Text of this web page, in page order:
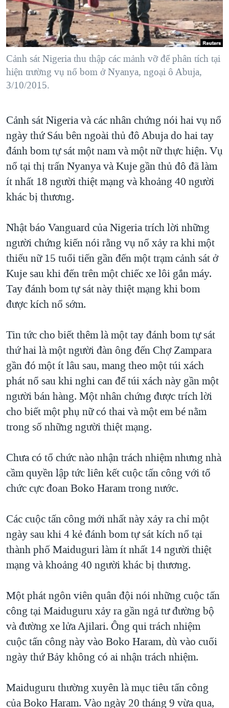
"Tìm"NGƯỜI VIỆT HẢI NGOẠI
ĐỜI SỐNG
KINH TẾ
KHOA HỌC
SỨC KHOẺ
THỂ THAO
GIÁO DỤC
TẠI
HÀNH TRÌNH BẦU CỬ 2024
MỘT NĂM CHIẾN TRANH TẠI DẢI GAZA
GIẢI MÃ VÀNH ĐAI & CON ĐƯỜNG
NGÀY TỊ NẠN THẾ GIỚI
CHI PHÍ CHIẾN TRANH AFGHANISTAN
CÁC GIÁ TRỊ CỘNG HÒA Ở VIỆT NAM
THƯỢNG ĐỈNH TRUMP-KIM TẠI VIỆT NAM
TRỊNH VĨNH BÌNH VS. CHÍNH PHỦ VIỆT NAM
NGƯ DÂN VIỆT VÀ LÀN SÓNG TRỘM HẢI SÂM
BÊN KIA QUỐC LỘ: TIẾNG VỌNG TỪ NÔNG THÔN MỸ
QUAN HỆ VIỆT MỸ
VIDEO
NGHE
MẠNG XÃ HỘI
Cảnh sát Nigeria thu thập các mảnh vỡ để phân tích tại
hiện trường vụ nổ bom ở Nyanya, ngoại ô Abuja,
3/10/2015.
Cảnh sát Nigeria và các nhân chứng nói hai vụ nổ
ngày thứ Sáu bên ngoài thủ đô Abuja do hai tay
đánh bom tự sát một nam và một nữ thực hiện. Vụ
nổ tại thị trấn Nyanya và Kuje gần thủ đô đã làm
ít nhất 18 người thiệt mạng và khoảng 40 người
khác bị thương.
Nhật báo Vanguard của Nigeria trích lời những
người chứng kiến nói rằng vụ nổ xảy ra khi một
thiếu nữ 15 tuổi tiến gần đến một trạm cảnh sát ở
Kuje sau khi đến trên một chiếc xe lôi gắn máy.
Tay đánh bom tự sát này thiệt mạng khi bom
được kích nổ sớm.
Tin tức cho biết thêm là một tay đánh bom tự sát
thứ hai là một người đàn ông đến Chợ Zampara
gần đó một ít lâu sau, mang theo một túi xách
phát nổ sau khi nghi can để túi xách này gần một
người bán hàng. Một nhân chứng được trích lời
cho biết một phụ nữ có thai và một em bé nằm
trong số những người thiệt mạng.
Chưa có tổ chức nào nhận trách nhiệm nhưng nhà
cầm quyền lập tức liên kết cuộc tấn công với tổ
chức cực đoan Boko Haram trong nước.
Các cuộc tấn công mới nhất này xảy ra chỉ một
ngày sau khi 4 kẻ đánh bom tự sát kích nổ tại
thành phố Maiduguri làm ít nhất 14 người thiệt
mạng và khoảng 40 người khác bị thương.
Một phát ngôn viên quân đội nói những cuộc tấn
công tại Maiduguru xảy ra gần ngả tư đường bộ
và đường xe lửa Ajilari. Ông qui trách nhiệm
cuộc tấn công này vào Boko Haram, dù vào cuối
ngày thứ Bảy không có ai nhận trách nhiệm.
Maiduguru thường xuyên là mục tiêu tấn công
của Boko Haram. Vào ngày 20 tháng 9 vừa qua,